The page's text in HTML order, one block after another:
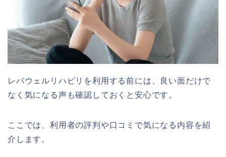
レバウェルリハビリを利用する前には、良い面だけで
なく気になる声も確認しておくと安心です。
ここでは、利用者の評判や口コミで気になる内容を紹
介します。